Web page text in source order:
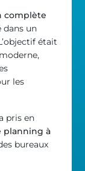
complète
dans un
était
les
pris en
planning à
bureaux